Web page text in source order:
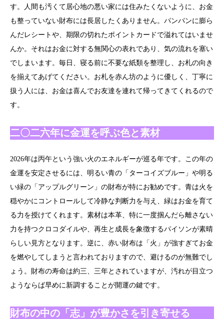
す。人間も汚くて居心地の悪い家には住みたくないように、お金
も整っていない財布には長居したくありません。パンパンに膨ら
んだレシートや、期限の切れたポイントカードで溢れてはいませ
んか。それはお金に対する無関心の表れであり、気の流れを塞い
でしまいます。毎日、寝る前に不要な紙類を整理し、お札の向き
を揃えてあげてください。お札を赤ん坊のように優しく、丁寧に
扱う人には、お金は喜んでお友達を連れて帰ってきてくれるので
す。
二〇二六年に金運を呼ぶ色と素材
2026年は丙午という強い火のエネルギーが巡る年です。この年の
金運を安定させるには、明るい青の「ターコイズブルー」や明る
い緑の「アップルグリーン」の財布が特にお勧めです。青は火を
穏やかにコントロールして冷静な判断力を与え、緑はお金を育て
る力を授けてくれます。素材は本革、特に一度掴んだら離さない
力を持つクロコダイルや、再生と成長を象徴するパイソンが素晴
らしい見方となります。逆に、赤い財布は「火」が強すぎてお金
を燃やしてしまうと言われておりますので、避けるのが無難でし
ょう。財布の寿命は約三、三年とされていますが、汚れが目立つ
ようならば早めに新調することが開運の鍵です。
財布の中の「志」が豊かさを引き寄せる